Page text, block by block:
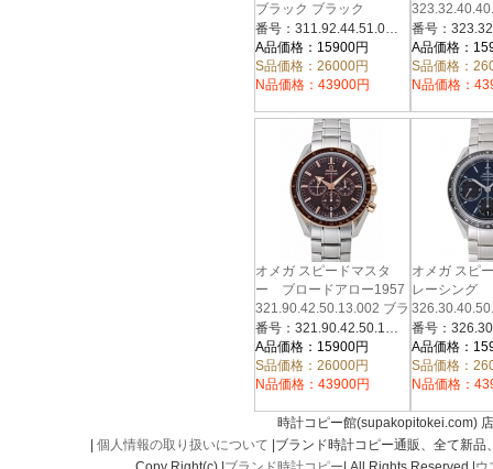
ブラック ブラック
311.92.44.51.01.005 ブラ
ック
番号：311.92.44.51.01.005
A品価格：15900円
S品価格：26000円
N品価格：43900円
イト/ブラック
A品価格：
S品価格：
N品価格：
オメガ スピードマスタ
ー ブロードアロー1957
321.90.42.50.13.002 ブラ
ウン
番号：321.90.42.50.13.002
A品価格：15900円
S品価格：26000円
N品価格：43900円
オメガ スピ
レーシング
ー/ブラック
A品価格：
S品価格：
N品価格：
時計コピー館(supakopitokei.com)
個人情報の取り扱いについて |ブランド時計コピー通販、全て新